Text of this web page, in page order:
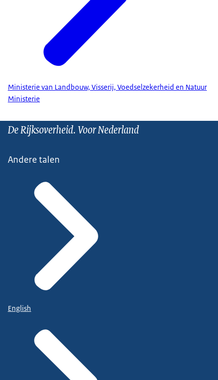
Ministerie van Landbouw, Visserij, Voedselzekerheid en Natuur
Ministerie
De Rijksoverheid. Voor Nederland
Andere talen
English